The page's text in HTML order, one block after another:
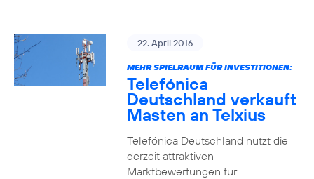
22. April 2016
MEHR SPIELRAUM FÜR INVESTITIONEN:
Telefónica
Deutschland verkauft
Masten an Telxius
Telefónica Deutschland nutzt die
derzeit attraktiven
Marktbewertungen für